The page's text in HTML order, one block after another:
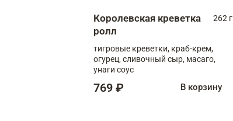
Королевская креветка
ролл
262 г
тигровые креветки, краб-крем,
огурец, сливочный сыр, масаго,
унаги соус
769 ₽ В корзину